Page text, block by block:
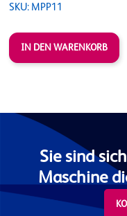
SKU: MPP11
Sie sind
Maschine